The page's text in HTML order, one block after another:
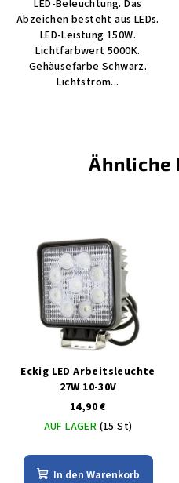
LED-Beleuchtung. Das
Abzeichen besteht aus LEDs.
LED-Leistung 150W.
Lichtfarbwert 5000K.
Gehäusefarbe Schwarz.
Lichtstrom...
Ähnliche
Eckig LED Arbeitsleuchte
27W 10-30V
14,90 €
AUF LAGER (15 St)
In den Warenkorb